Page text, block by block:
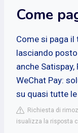
Come
Come si paga il
lasciando
anche Satispay,
WeChat Pay:
su quasi tutte
Richiesta di
isualizza la risposta